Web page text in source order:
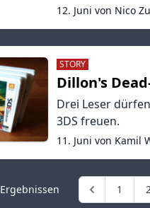
12. Juni von Nico
STORY
Dillon's
Drei Leser
3DS freuen.
11. Juni von Kamil
Ergebnissen 1